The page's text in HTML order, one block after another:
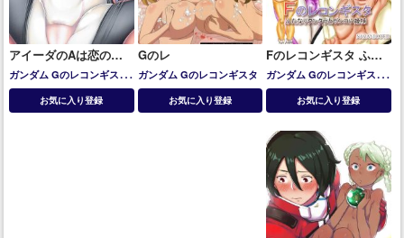
アイーダのAは恋の始
まりのA
ガンダム Gのレコンギスタ
アイーダ・レイハントン
お気に入り登録
Gのレ
ガンダム Gのレコンギスタ
お気に入り登録
Fのレコンギスタ ふた
なりクンタラとポンコ
ツ姫様
ガンダム Gのレコンギスタ
茨木華扇
お気に入り登録